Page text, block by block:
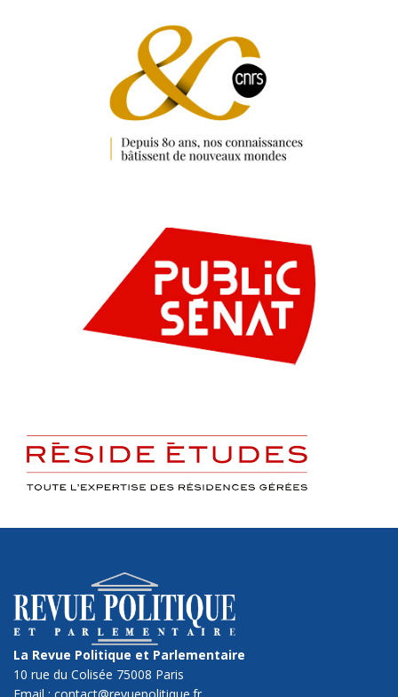
La Revue Politique et Parlementaire
10 rue du Colisée 75008 Paris